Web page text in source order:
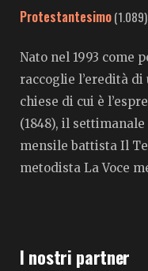
Protestantesimo(1.089)
Nato nel 1993 come
raccoglie l’eredità
chiese di cui è
(1848), il
mensile battista Il
metodista La Voce
I nostri partner